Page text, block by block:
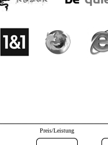
Preis/Leistung